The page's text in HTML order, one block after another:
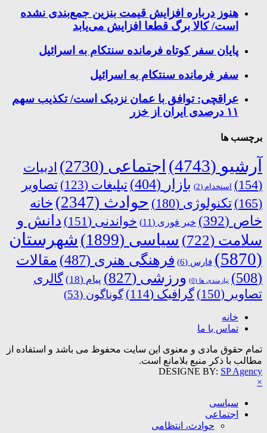
هنوز درباره افزایش قیمت بنزین جمع‌بندی نشده
است/ کالا برگ قطعا افزایش می‌یابد
پایان سفر کوتاه فرمانده سنتکام به اسرائیل
سفر فرمانده سنتکام به اسرائیل
عراقچی: توافق با عمان نزدیک است/ تکذیب سهم
۱۱ درصدی ایران از خزر
برچسب ها
آرشیو (4743) اجتماعی (2730)
ادبیات
(154)
استخدام (2) بازار (404) تبلیغات (123)
تصاویر
(165)
تکنولوژی (180) حوادث (2347)
خانه
خاص (392) خبر فوری (11) خواندنی (151)
دانش و
سلامت (722) سیاسی (1899)
شهرستان
(5870)
فارس (6) فرهنگی هنری (487)
مقالات
(508)
نیازمندی ها (0) ورزشی (827) پیام (18)
گالری
تصاویر (150) گرافیک (114) گوناگون (53)
خانه
تماس با ما
تمام حقوق مادی و معنوی این سایت محفوظ می باشد و استفاده از
مطالب با ذکر منبع بلامانع است.
DESIGNE BY: SP Agency
×
سیاسی
اجتماعی
حوادث، انتظامی